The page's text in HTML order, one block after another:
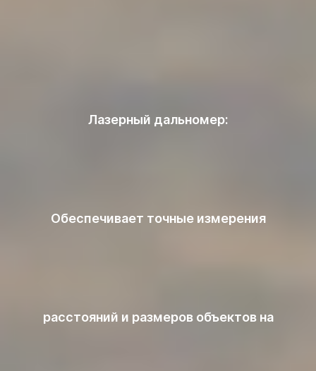
Лазерный дальномер:
Обеспечивает точные измерения
расстояний и размеров объектов на